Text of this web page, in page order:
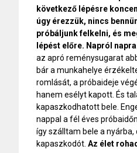
következő lépésre
úgy érezzük, nincs
próbáljunk felkelni, és
lépést előre. Napról
az apró reménysugarat
bár a munkahelye
romlását, a próbaideje
hanem esélyt kapott. És
kapaszkodhatott bele.
nappal a fél éves
így szálltam bele a
kapaszkodót. Az élet